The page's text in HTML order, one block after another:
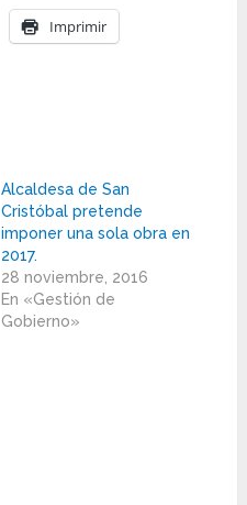
Imprimir
Alcaldesa de San
Cristóbal pretende
imponer una sola obra en
2017.
28 noviembre, 2016
En «Gestión de
Gobierno»